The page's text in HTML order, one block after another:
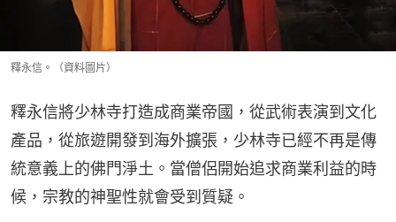
釋永信。（資料圖片）
釋永信將少林寺打造成商業帝國，從武術表演到文化
產品，從旅遊開發到海外擴張，少林寺已經不再是傳
統意義上的佛門淨土。當僧侶開始追求商業利益的時
候，宗教的神聖性就會受到質疑。